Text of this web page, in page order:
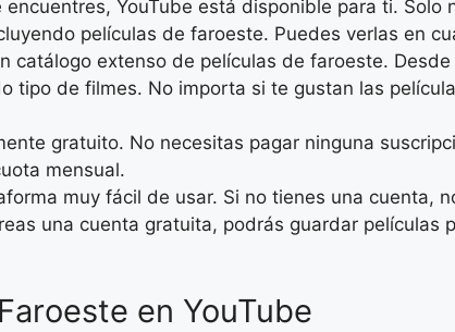
YouTube está disponible para ti. Solo
películas de faroeste. Puedes verlas en
catálogo extenso de películas de faroeste.
tipo de filmes. No importa si te gustan las
gratuito. No necesitas pagar ninguna
mensual.
muy fácil de usar. Si no tienes una cuenta,
una cuenta gratuita, podrás guardar películas
en YouTube